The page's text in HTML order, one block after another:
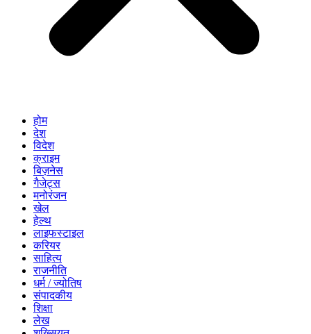
होम
देश
विदेश
क्राइम
बिज़नेस
गैजेट्स
मनोरंजन
खेल
हेल्थ
लाइफस्टाइल
करियर
साहित्य
राजनीति
धर्म / ज्योतिष
संपादकीय
शिक्षा
लेख